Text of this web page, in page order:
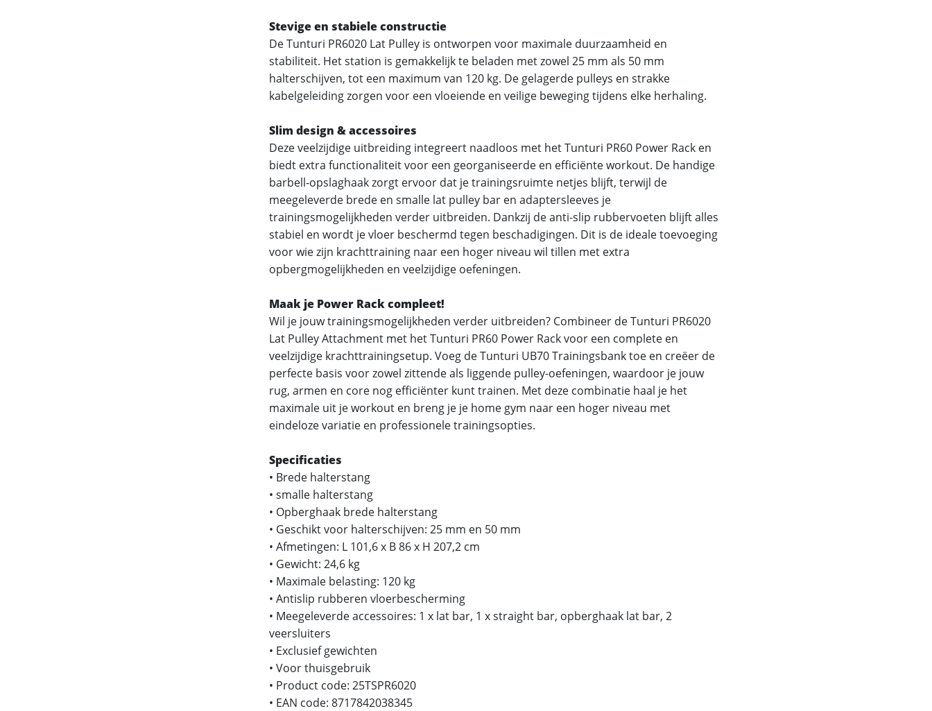
Stevige en stabiele constructie
De Tunturi PR6020 Lat Pulley is ontworpen voor maximale duurzaamheid en
stabiliteit. Het station is gemakkelijk te beladen met zowel 25 mm als 50 mm
halterschijven, tot een maximum van 120 kg. De gelagerde pulleys en strakke
kabelgeleiding zorgen voor een vloeiende en veilige beweging tijdens elke herhaling.
Slim design & accessoires
Deze veelzijdige uitbreiding integreert naadloos met het Tunturi PR60 Power Rack en
biedt extra functionaliteit voor een georganiseerde en efficiënte workout. De handige
barbell-opslaghaak zorgt ervoor dat je trainingsruimte netjes blijft, terwijl de
meegeleverde brede en smalle lat pulley bar en adaptersleeves je
trainingsmogelijkheden verder uitbreiden. Dankzij de anti-slip rubbervoeten blijft alles
stabiel en wordt je vloer beschermd tegen beschadigingen. Dit is de ideale toevoeging
voor wie zijn krachttraining naar een hoger niveau wil tillen met extra
opbergmogelijkheden en veelzijdige oefeningen.
Maak je Power Rack compleet!
Wil je jouw trainingsmogelijkheden verder uitbreiden? Combineer de Tunturi PR6020
Lat Pulley Attachment met het Tunturi PR60 Power Rack voor een complete en
veelzijdige krachttrainingsetup. Voeg de Tunturi UB70 Trainingsbank toe en creëer de
perfecte basis voor zowel zittende als liggende pulley-oefeningen, waardoor je jouw
rug, armen en core nog efficiënter kunt trainen. Met deze combinatie haal je het
maximale uit je workout en breng je je home gym naar een hoger niveau met
eindeloze variatie en professionele trainingsopties.
Specificaties
• Brede halterstang
• smalle halterstang
• Opberghaak brede halterstang
• Geschikt voor halterschijven: 25 mm en 50 mm
• Afmetingen: L 101,6 x B 86 x H 207,2 cm
• Gewicht: 24,6 kg
• Maximale belasting: 120 kg
• Antislip rubberen vloerbescherming
• Meegeleverde accessoires: 1 x lat bar, 1 x straight bar, opberghaak lat bar, 2
veersluiters
• Exclusief gewichten
• Voor thuisgebruik
• Product code: 25TSPR6020
• EAN code: 8717842038345